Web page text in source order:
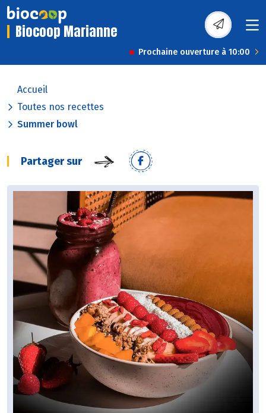
Biocoop Marianne
Prochaine ouverture à 10:00
Accueil
Toutes nos recettes
Summer bowl
Partager sur